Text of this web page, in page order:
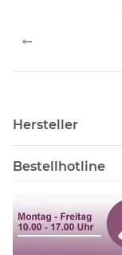
Hersteller
Bestellhotline